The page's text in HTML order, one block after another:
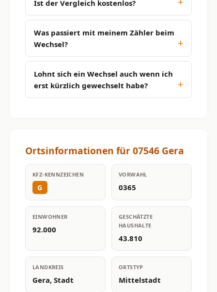
Ist der Vergleich kostenlos?
Was passiert mit meinem Zähler beim
Wechsel?
Lohnt sich ein Wechsel auch wenn ich
erst kürzlich gewechselt habe?
Ortsinformationen für 07546 Gera
KFZ-KENNZEICHEN
G
VORWAHL
0365
EINWOHNER
92.000
GESCHÄTZTE
HAUSHALTE
43.810
LANDKREIS
Gera, Stadt
ORTSTYP
Mittelstadt